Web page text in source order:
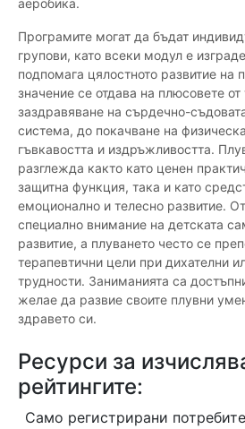
аеробика.
Програмите могат да бъдат
групови, като всеки модул е
подпомага цялостното развитие на
значение се отдава на плюсовете от
заздравяване на сърдечно-
система, до покачване на
гъвкавостта и издръжливостта.
разглежда както като ценен
защитна функция, така и като
емоционално и телесно развитие.
специално внимание на детската
развитие, а плуването често се
терапевтични цели при дихателни
трудности. Заниманията са
желае да развие своите плувни
здравето си.
Ресурси за
рейтингите:
Само регистрирани